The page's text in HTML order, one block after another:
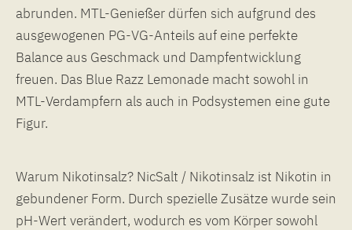
abrunden. MTL-Genießer dürfen sich aufgrund des
ausgewogenen PG-VG-Anteils auf eine perfekte
Balance aus Geschmack und Dampfentwicklung
freuen. Das Blue Razz Lemonade macht sowohl in
MTL-Verdampfern als auch in Podsystemen eine gute
Figur.
Warum Nikotinsalz? NicSalt / Nikotinsalz ist Nikotin in
gebundener Form. Durch spezielle Zusätze wurde sein
pH-Wert verändert, wodurch es vom Körper sowohl